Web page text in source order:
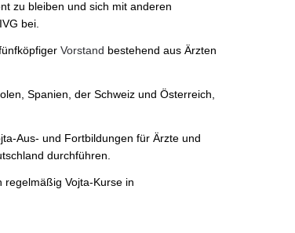
zu bleiben und sich mit anderen
bei.
Vorstand bestehend aus Ärzten
Spanien, der Schweiz und Österreich,
Aus- und Fortbildungen für Ärzte und
durchführen.
regelmäßig Vojta-Kurse in